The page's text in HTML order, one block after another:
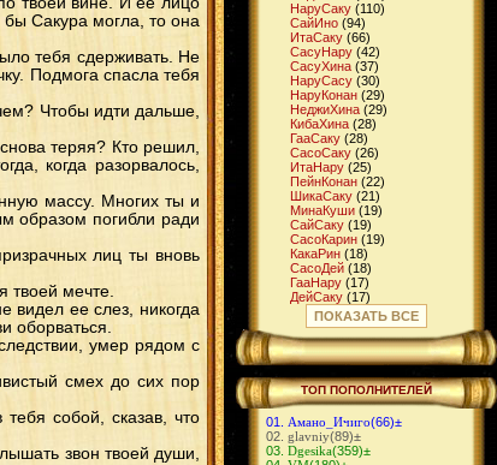
Сакура могла, то она
тебя сдерживать. Не
Подмога спасла тебя
Чтобы идти дальше,
теряя? Кто решил,
когда разорвалось,
массу. Многих ты и
образом погибли ради
лиц ты вновь
твоей мечте.
видел ее слез, никогда
оборваться.
умер рядом с
смех до сих пор
собой, сказав, что
звон твоей души,
НаруСаку (110)
СайИно (94)
ИтaСаку (66)
СасуНару (42)
СасуХина (37)
НаруСасу (30)
НаруКонан (29)
НеджиХина (29)
КибаХина (28)
ГааСаку (28)
СасоСаку (26)
ИтаНару (25)
ПейнКонан (22)
ШикаСаку (21)
МинаКуши (19)
СайСаку (19)
СасоКарин (19)
КакаРин (18)
СасоДей (18)
ГааНару (17)
ДейСаку (17)
ГааМацу(16)
ШикаИно(16)
ДжираЦуна(15)
КибаТен(14)
ЧоджиИно(14)
СуйКарин(14)
КибаНару(13)
ИтаСасу(12)
НеджиСаку(12)
ГенмаИно(11)
ПОКАЗАТЬ ВСЕ
ТОП ПОПОЛНИТЕЛЕЙ
Амано_Ичиго(66)±
glavniy(89)±
Dgesika(359)±